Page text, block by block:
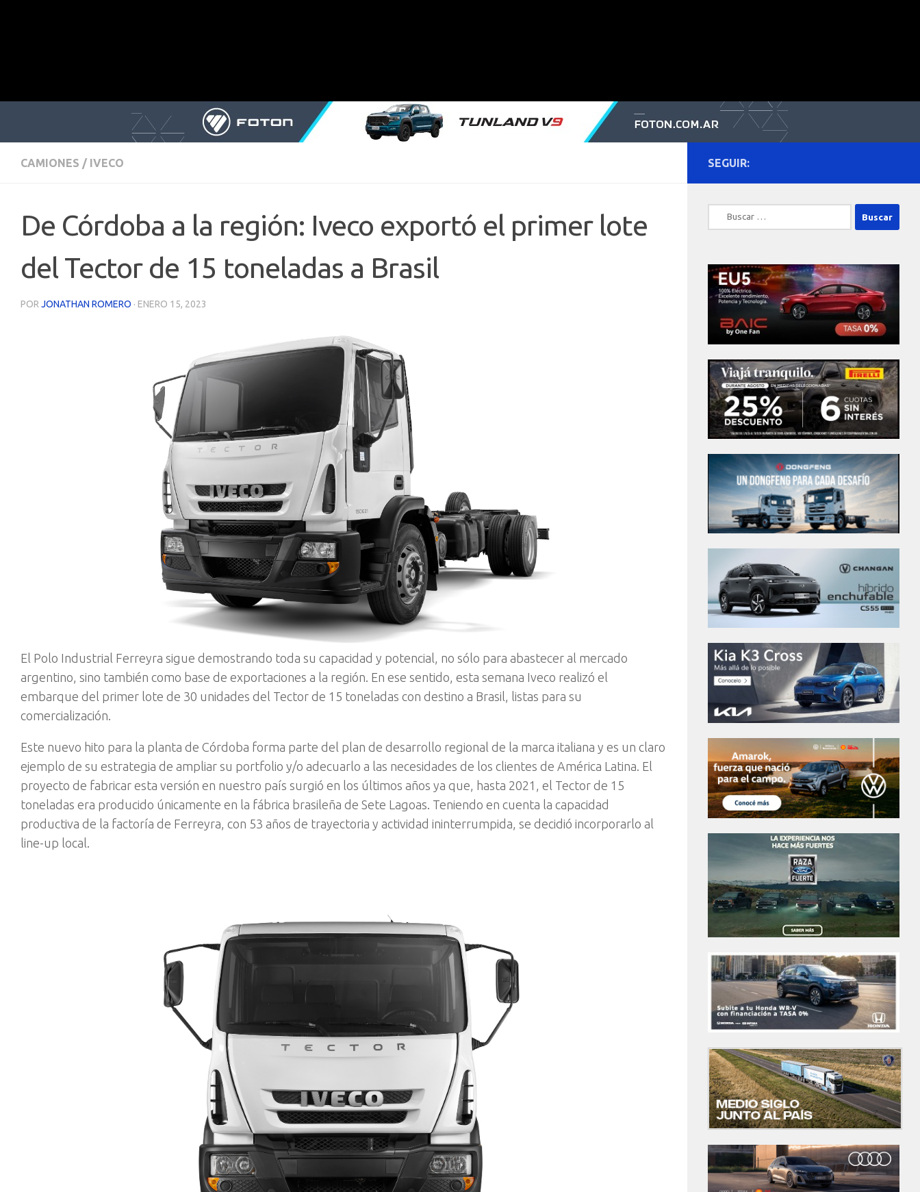
CAMIONES / IVECO
De Córdoba a la región: Iveco exportó el primer lote
del Tector de 15 toneladas a Brasil
POR JONATHAN ROMERO · ENERO 15, 2023
El Polo Industrial Ferreyra sigue demostrando toda su capacidad y potencial, no sólo para abastecer al mercado
argentino, sino también como base de exportaciones a la región. En ese sentido, esta semana Iveco realizó el
embarque del primer lote de 30 unidades del Tector de 15 toneladas con destino a Brasil, listas para su
comercialización.
Este nuevo hito para la planta de Córdoba forma parte del plan de desarrollo regional de la marca italiana y es un claro
ejemplo de su estrategia de ampliar su portfolio y/o adecuarlo a las necesidades de los clientes de América Latina. El
proyecto de fabricar esta versión en nuestro país surgió en los últimos años ya que, hasta 2021, el Tector de 15
toneladas era producido únicamente en la fábrica brasileña de Sete Lagoas. Teniendo en cuenta la capacidad
productiva de la factoría de Ferreyra, con 53 años de trayectoria y actividad ininterrumpida, se decidió incorporarlo al
line-up local.
SEGUIR:
Buscar: